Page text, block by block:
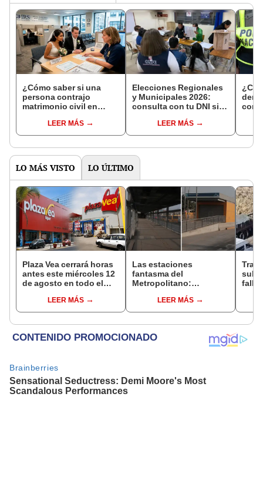
¿Cómo saber si una
persona contrajo
matrimonio civil en
LEER MÁS
Elecciones Regionales
y Municipales 2026:
consulta con tu DNI si
de mesa para este 4 de
octubre en el link oficial
LEER MÁS
con
LO MÁS VISTO LO ÚLTIMO
Plaza Vea cerrará horas
antes este miércoles 12
de agosto en todo el
hasta las 7 p.m.
LEER MÁS
Las estaciones
fantasma del
Metropolitano:
inconclusa por falta de
buses y una adenda
LEER MÁS
sube